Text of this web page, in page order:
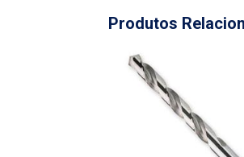
Produtos